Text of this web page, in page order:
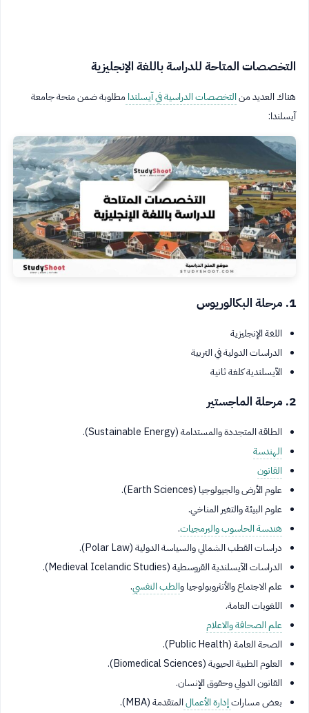
التخصصات المتاحة للدراسة باللغة الإنجليزية
هناك العديد منالتخصصات الدراسية في آيسلندامطلوبة ضمن منحة جامعة
آيسلندا:
1. مرحلة البكالوريوس
اللغة الإنجليزية
الدراسات الدولية في التربية
الآيسلندية كلغة ثانية
2. مرحلة الماجستير
الطاقة المتجددة والمستدامة (Sustainable Energy).
الهندسة
القانون
علوم الأرض والجيولوجيا (Earth Sciences).
علوم البيئة والتغير المناخي.
هندسة الحاسوب والبرمجيات.
دراسات القطب الشمالي والسياسة الدولية (Polar Law).
الدراسات الآيسلندية القروسطية (Medieval Icelandic Studies).
علم الاجتماع والأنثروبولوجيا والطب النفسي.
اللغويات العامة.
علم الصحافة والاعلام
الصحة العامة (Public Health).
العلوم الطبية الحيوية (Biomedical Sciences).
القانون الدولي وحقوق الإنسان.
بعض مساراتإدارة الأعمالالمتقدمة (MBA).